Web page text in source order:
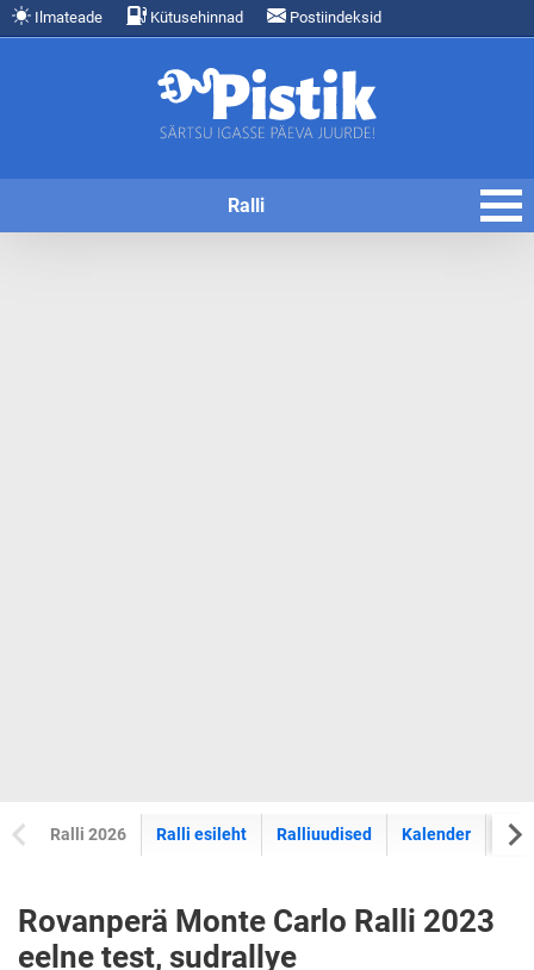
Ilmateade Kütusehinnad Postiindeksid
Ralli
Ralli 2026 Ralli esileht Ralliuudised Kalender
Rovanperä Monte Carlo Ralli 2023
eelne test, sudrallye